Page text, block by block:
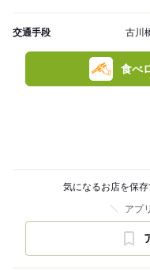
交通手段 古川
食べ
気になるお店を保存
アプ